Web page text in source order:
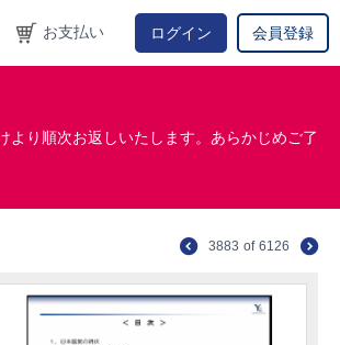
お支払い ログイン 会員登録
り順次お返しいたします。あらかじめご了
3883 of 6126